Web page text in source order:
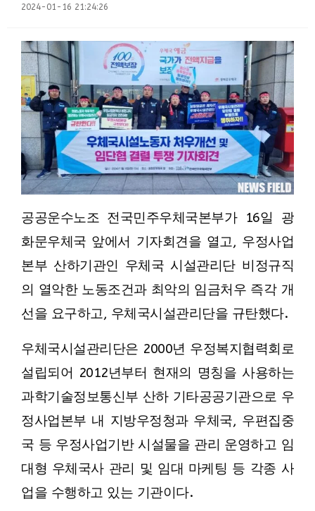
2024-01-16 21:24:26
공공운수노조 전국민주우체국본부가 16일 광
화문우체국 앞에서 기자회견을 열고, 우정사업
본부 산하기관인 우체국 시설관리단 비정규직
의 열악한 노동조건과 최악의 임금처우 즉각 개
선을 요구하고, 우체국시설관리단을 규탄했다.
우체국시설관리단은 2000년 우정복지협력회로
설립되어 2012년부터 현재의 명칭을 사용하는
과학기술정보통신부 산하 기타공공기관으로 우
정사업본부 내 지방우정청과 우체국, 우편집중
국 등 우정사업기반 시설물을 관리 운영하고 임
대형 우체국사 관리 및 임대 마케팅 등 각종 사
업을 수행하고 있는 기관이다.